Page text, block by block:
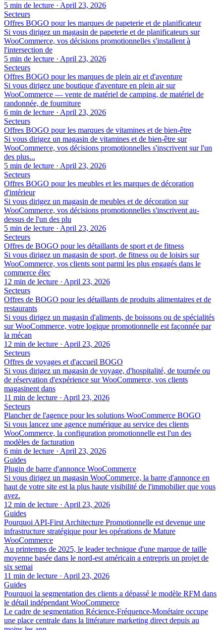
5 min de lecture · April 23, 2026
Secteurs
Offres BOGO pour les marques de papeterie et de planificateur
Si vous dirigez un magasin de papeterie et de planificateurs sur
WooCommerce, vos décisions promotionnelles s'installent à
l'intersection de
5 min de lecture · April 23, 2026
Secteurs
Offres BOGO pour les marques de plein air et d'aventure
Si vous dirigez une boutique d'aventure en plein air sur
WooCommerce — vente de matériel de camping, de matériel de
randonnée, de fourniture
6 min de lecture · April 23, 2026
Secteurs
Offres BOGO pour les marques de vitamines et de bien-être
Si vous dirigez un magasin de vitamines et de bien-être sur
WooCommerce, vos décisions promotionnelles s'inscrivent sur l'un
des plus...
5 min de lecture · April 23, 2026
Secteurs
Offres BOGO pour les meubles et les marques de décoration
d'intérieur
Si vous dirigez un magasin de meubles et de décoration sur
WooCommerce, vos décisions promotionnelles s'inscrivent au-
dessus de l'un des plu
5 min de lecture · April 23, 2026
Secteurs
Offres de BOGO pour les détaillants de sport et de fitness
Si vous dirigez un magasin de sport, de fitness ou de loisirs sur
WooCommerce, vos clients sont parmi les plus engagés dans le
commerce élec
12 min de lecture · April 23, 2026
Secteurs
Offres de BOGO pour les détaillants de produits alimentaires et de
restaurants
Si vous dirigez un magasin d'aliments, de boissons ou de spécialités
sur WooCommerce, votre logique promotionnelle est façonnée par
la mécan
12 min de lecture · April 23, 2026
Secteurs
Offres de voyages et d'accueil BOGO
Si vous dirigez un magasin de voyage, d'hospitalité, de tournée ou
de réservation d'expérience sur WooCommerce, vos clients
magasinent dans
11 min de lecture · April 23, 2026
Secteurs
Plancher de l'agence pour les solutions WooCommerce BOGO
Si vous lancez une agence numérique au service des clients
WooCommerce, la configuration promotionnelle est l'un des
modèles de facturation
6 min de lecture · April 23, 2026
Guides
Plugin de barre d'annonce WooCommerce
Si vous dirigez un magasin WooCommerce, la barre d'annonce en
haut de votre site est la plus haute visibilité de l'immobilier que vous
avez.
12 min de lecture · April 23, 2026
Guides
Pourquoi API-First Architecture Promotionnelle est devenue une
infrastructure stratégique pour les opérations de Mature
WooCommerce
Au printemps de 2025, le leader technique d'une marque de taille
moyenne basée dans le nord-est américain a entrepris un projet de
six semai
11 min de lecture · April 23, 2026
Guides
Pourquoi la segmentation des clients a dépassé le modèle RFM dans
le détail indépendant WooCommerce
Le cadre de segmentation Récience-Fréquence-Monétaire occupe
une place centrale dans la littérature marketing direct depuis au